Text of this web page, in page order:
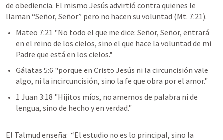
de obediencia. El mismo Jesús advirtió contra quienes le
llaman “Señor, Señor” pero no hacen su voluntad (Mt. 7:21).
Mateo 7:21 "No todo el que me dice: Señor, Señor, entrará
en el reino de los cielos, sino el que hace la voluntad de mi
Padre que está en los cielos."
Gálatas 5:6 "porque en Cristo Jesús ni la circuncisión vale
algo, ni la incircuncisión, sino la fe que obra por el amor."
1 Juan 3:18 "Hijitos míos, no amemos de palabra ni de
lengua, sino de hecho y en verdad."
El Talmud enseña:  “El estudio no es lo principal, sino la